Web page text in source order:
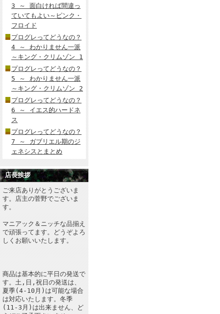
3 ～ 面白ければ間違っ
ていてもよい～ピンク・
フロイド
プログレってどうなの？
4 ～ わかりません一派
～キング・クリムゾン 1
プログレってどうなの？
5 ～ わかりません一派
～キング・クリムゾン 2
プログレってどうなの？
6 ～ イエス的ハードネ
ス
プログレってどうなの？
7 ～ ガブリエル期のジ
ェネシスとまとめ
店長挨拶
ご来店ありがとうございま
す。店主の菅野でございま
す。
マニアック＆ニッチな品揃え
で頑張ってます。どうぞよろ
しくお願いいたします。
商品は基本的に平日の発送で
す。土,日,祝日の発送は、
夏季(4-10月)は可能な場合
は対応いたします。冬季
(11-3月)は出来ません、ど